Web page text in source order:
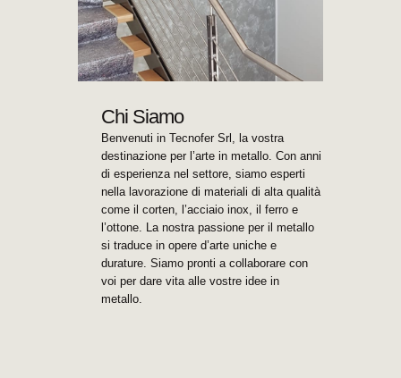
Chi Siamo
Benvenuti in Tecnofer Srl, la vostra
destinazione per l’arte in metallo. Con anni
di esperienza nel settore, siamo esperti
nella lavorazione di materiali di alta qualità
come il corten, l’acciaio inox, il ferro e
l’ottone. La nostra passione per il metallo
si traduce in opere d’arte uniche e
durature. Siamo pronti a collaborare con
voi per dare vita alle vostre idee in
metallo.